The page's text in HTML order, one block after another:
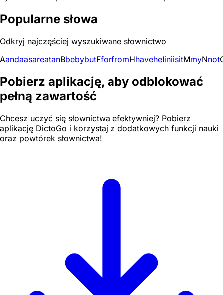
Popularne słowa
Odkryj najczęściej wyszukiwane słownictwo
AandaasareatanBbebybutFforfromHhaveheIiniisitMmyNnot
Pobierz aplikację, aby odblokować
pełną zawartość
Chcesz uczyć się słownictwa efektywniej? Pobierz
aplikację DictoGo i korzystaj z dodatkowych funkcji nauki
oraz powtórek słownictwa!